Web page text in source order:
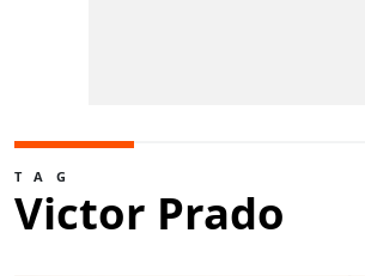
TAG
Victor Prado